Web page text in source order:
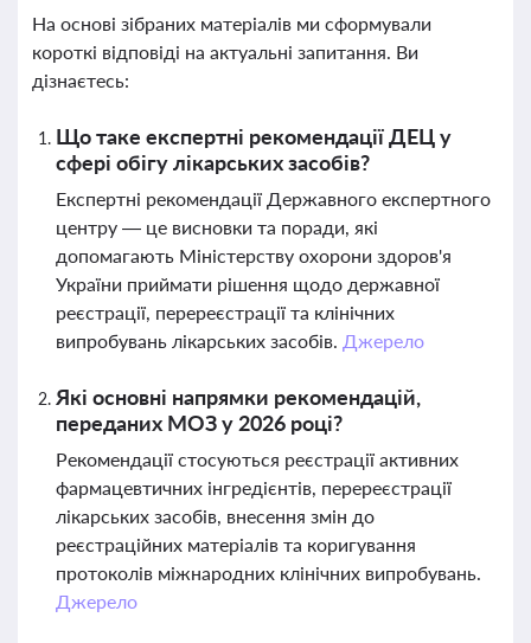
На основі зібраних матеріалів ми сформували
короткі відповіді на актуальні запитання. Ви
дізнаєтесь:
Що таке експертні рекомендації ДЕЦ у
сфері обігу лікарських засобів?
Експертні рекомендації Державного експертного
центру — це висновки та поради, які
допомагають Міністерству охорони здоров'я
України приймати рішення щодо державної
реєстрації, перереєстрації та клінічних
випробувань лікарських засобів. Джерело
Які основні напрямки рекомендацій,
переданих МОЗ у 2026 році?
Рекомендації стосуються реєстрації активних
фармацевтичних інгредієнтів, перереєстрації
лікарських засобів, внесення змін до
реєстраційних матеріалів та коригування
протоколів міжнародних клінічних випробувань.
Джерело